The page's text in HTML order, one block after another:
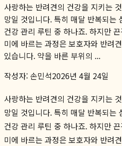
사랑하는 반려견의 건강을 지키는
망일 것입니다. 특히 매달 반복되는
건강 관리 루틴 중 하나죠. 하지만
미에 바르는 과정은 보호자와 반려
있습니다. 약을 바른 부위의 ...
작성자: 손민석2026년 4월 24일
사랑하는 반려견의 건강을 지키는
망일 것입니다. 특히 매달 반복되는
건강 관리 루틴 중 하나죠. 하지만
미에 바르는 과정은 보호자와 반려